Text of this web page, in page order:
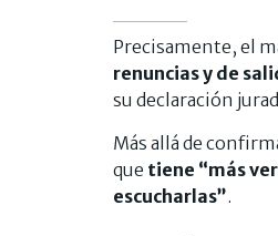
Precisamente, el
renuncias y de
su declaración
Más allá de
que tiene “más
escucharlas”.